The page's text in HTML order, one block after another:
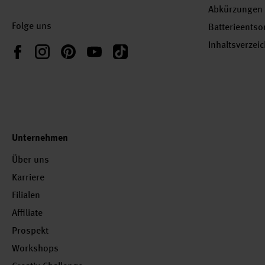
Folge uns
FacebookInstagramPinterestYouTubeTikTok
Abkürzungen
Unternehmen
Über uns
Karriere
Filialen
Affiliate
Prospekt
Workshops